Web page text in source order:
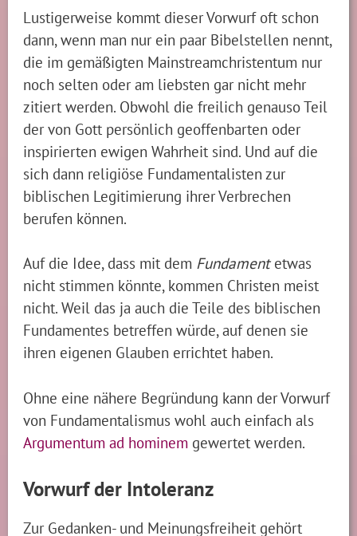
Lustigerweise kommt dieser Vorwurf oft schon
dann, wenn man nur ein paar Bibelstellen nennt,
die im gemäßigten Mainstreamchristentum nur
noch selten oder am liebsten gar nicht mehr
zitiert werden. Obwohl die freilich genauso Teil
der von Gott persönlich geoffenbarten oder
inspirierten ewigen Wahrheit sind. Und auf die
sich dann religiöse Fundamentalisten zur
biblischen Legitimierung ihrer Verbrechen
berufen können.
Auf die Idee, dass mit dem Fundamentetwas
nicht stimmen könnte, kommen Christen meist
nicht. Weil das ja auch die Teile des biblischen
Fundamentes betreffen würde, auf denen sie
ihren eigenen Glauben errichtet haben.
Ohne eine nähere Begründung kann der Vorwurf
von Fundamentalismus wohl auch einfach als
Argumentum ad hominem gewertet werden.
Vorwurf der Intoleranz
Zur Gedanken- und Meinungsfreiheit gehört